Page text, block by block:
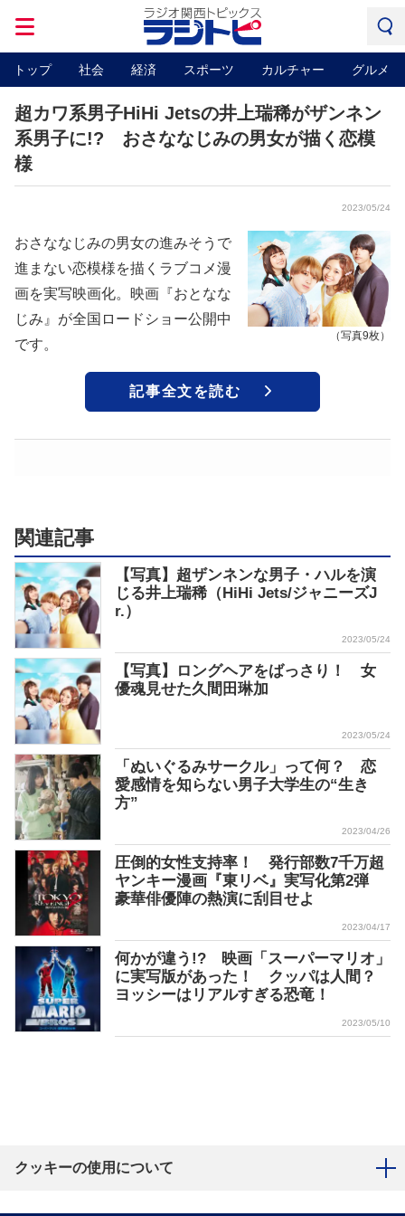
トップ 社会 経済 スポーツ カルチャー グルメ
超カワ系男子HiHi Jetsの井上瑞稀がザンネン
系男子に!? おさななじみの男女が描く恋模
様
2023/05/24
（写真9枚）
おさななじみの男女の進みそうで
進まない恋模様を描くラブコメ漫
画を実写映画化。映画『おとなな
じみ』が全国ロードショー公開中
です。
記事全文を読む
関連記事
【写真】超ザンネンな男子・ハルを演
じる井上瑞稀（HiHi Jets/ジャニーズJ
r.）
2023/05/24
【写真】ロングヘアをばっさり！ 女
優魂見せた久間田琳加
2023/05/24
「ぬいぐるみサークル」って何？ 恋
愛感情を知らない男子大学生の“生き
方”
2023/04/26
圧倒的女性支持率！ 発行部数7千万超
ヤンキー漫画『東リベ』実写化第2弾
豪華俳優陣の熱演に刮目せよ
2023/04/17
何かが違う!? 映画「スーパーマリオ」
に実写版があった！ クッパは人間？
ヨッシーはリアルすぎる恐竜！
2023/05/10
クッキーの使用について